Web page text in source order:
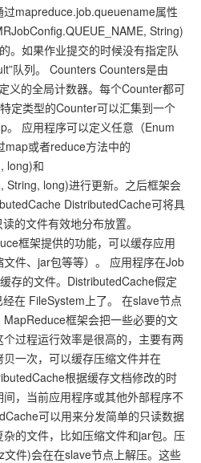
mapreduce.job.queuename属性
String)
。如果作业提交的时候没有指定队
队列。 Counters Counters是由
义的全局计数器。每个Counter都可
定类型的Counter可以汇集到一个
应用程序可以定义任意（Enum
map或者reduce方法中的
long)和
long)进行更新。之后框架会
DistributedCache可将具
的文件有效地分布放置。
框架提供的功能，可以缓存应用
件、jar包等等）。 应用程序在Job
存的文件。DistributedCache假定
在 FileSystem上了。 在slave节点
MapReduce框架会把一些必要的文
过程运行效率是很高的，主要有两
一次，可以缓存压缩文件并在
根据缓存文档修改的时
，当前应用程序或其他外部程序不
可以用来分发简单的只读数据
的文件，比如压缩文件和jar包。压
件)会在在slave节点上解压。这些